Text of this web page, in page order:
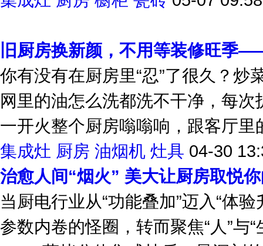
旧厨房换新颜，不用等装修旺季
你有没有在厨房里“忍”了很久？
网里的油怎么洗都洗不干净，每
一开火整个厨房嗡嗡响，跟客厅里
集成灶 厨房 油烟机 灶具 04-30
治愈人间“烟火” 美大让厨房取悦
当厨电行业从“功能叠加”迈入“体
参数内卷的怪圈，转而聚焦“人”